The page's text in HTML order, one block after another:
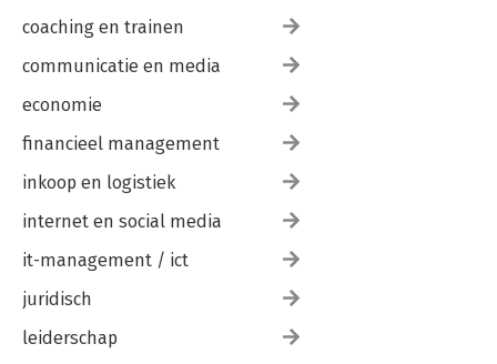
coaching en trainen
communicatie en media
economie
financieel management
inkoop en logistiek
internet en social media
it-management / ict
juridisch
leiderschap